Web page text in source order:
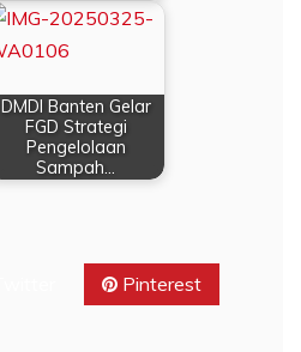
DMDI Banten Gelar
FGD Strategi
Pengelolaan
Sampah…
Pinterest